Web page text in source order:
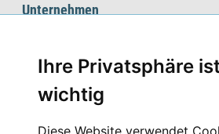
Ihre Privatsphäre
wichtig
Diese Website verwendet
Unternehmen
Startseite
Kontakt